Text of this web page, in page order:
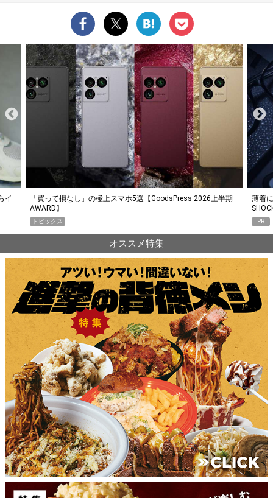
イ
「買って損なし」の極上スマホ5選【GoodsPress 2026上半期
AWARD】
トピックス
薄着
PR
オススメ特集